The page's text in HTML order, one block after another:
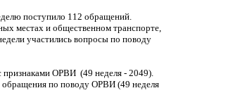
поступило 112 обращений.
местах и общественном транспорте,
участились вопросы по поводу
ОРВИ (49 неделя - 2049).
обращения по поводу ОРВИ (49 неделя